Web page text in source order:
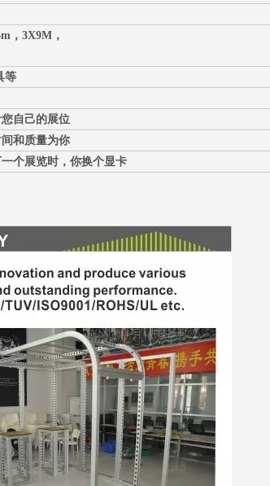
，3X9M，
等
自己的展位
和质量为你
个展览时，你换个显卡